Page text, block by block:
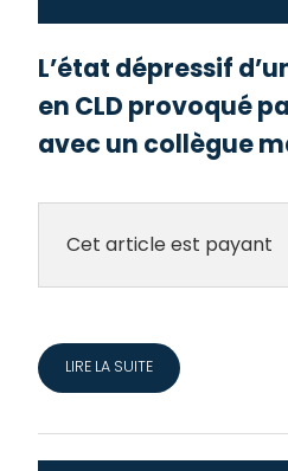
L’état dépressif
en CLD provoqué
avec un collègue
Cet article est payant
LIRE LA SUITE